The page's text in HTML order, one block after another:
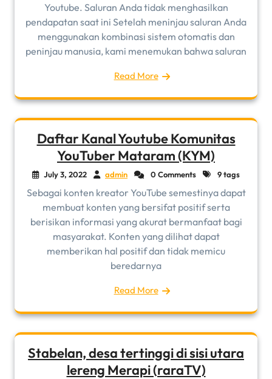
Youtube. Saluran Anda tidak menghasilkan
pendapatan saat ini Setelah meninjau saluran Anda
menggunakan kombinasi sistem otomatis dan
peninjau manusia, kami menemukan bahwa saluran
Read More
Daftar Kanal Youtube Komunitas
YouTuber Mataram (KYM)
July 3, 2022 admin 0 Comments 9 tags
Sebagai konten kreator YouTube semestinya dapat
membuat konten yang bersifat positif serta
berisikan informasi yang akurat bermanfaat bagi
masyarakat. Konten yang dilihat dapat
memberikan hal positif dan tidak memicu
beredarnya
Read More
Stabelan, desa tertinggi di sisi utara
lereng Merapi (raraTV)